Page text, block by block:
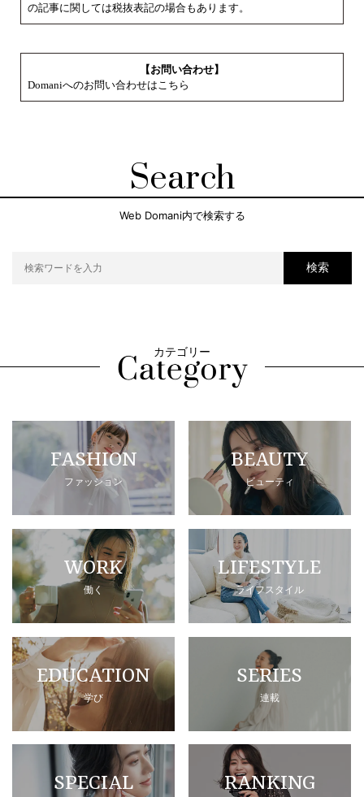
の記事に関しては税抜表記の場合もあります。
【お問い合わせ】
Domaniへのお問い合わせはこちら
Search
Web Domani内で検索する
検索
カテゴリー
FASHION
ファッション
BEAUTY
ビューティ
WORK
働く
LIFESTYLE
ライフスタイル
EDUCATION
学び
SERIES
連載
SPECIAL RANKING